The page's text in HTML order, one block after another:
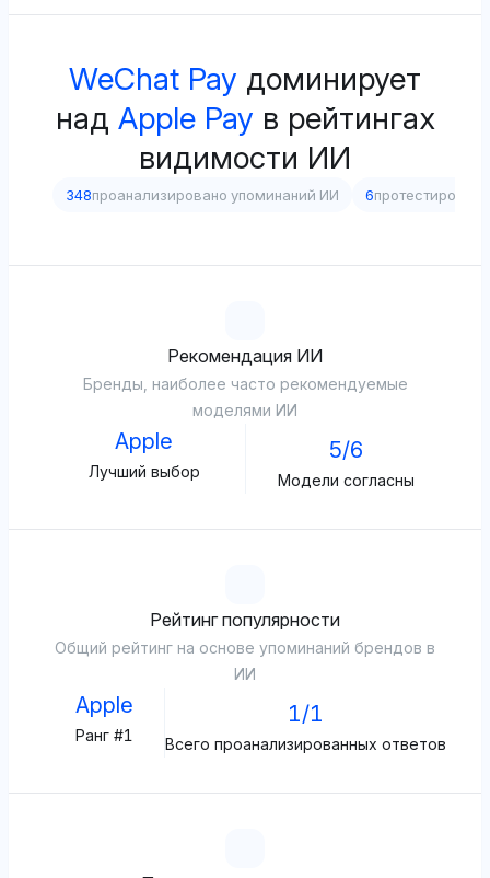
WeChat Pay доминирует
над Apple Pay в рейтингах
видимости ИИ
348проанализировано упоминаний ИИ 6
Рекомендация ИИ
Бренды, наиболее часто рекомендуемые
моделями ИИ
Apple
Лучший выбор
5/6
Модели согласны
Рейтинг популярности
Общий рейтинг на основе упоминаний брендов в
ИИ
Apple
Ранг #1
1/1
Всего проанализированных ответов